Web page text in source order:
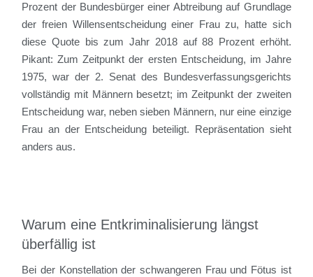
Prozent der Bundesbürger einer Abtreibung auf Grundlage
der freien Willensentscheidung einer Frau zu, hatte sich
diese Quote bis zum Jahr 2018 auf 88 Prozent erhöht.
Pikant: Zum Zeitpunkt der ersten Entscheidung, im Jahre
1975, war der 2. Senat des Bundesverfassungsgerichts
vollständig mit Männern besetzt; im Zeitpunkt der zweiten
Entscheidung war, neben sieben Männern, nur eine einzige
Frau an der Entscheidung beteiligt. Repräsentation sieht
anders aus.
Warum eine Entkriminalisierung längst
überfällig ist
Bei der Konstellation der schwangeren Frau und Fötus ist